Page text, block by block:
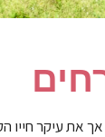
בהונגריה בראשית המאה